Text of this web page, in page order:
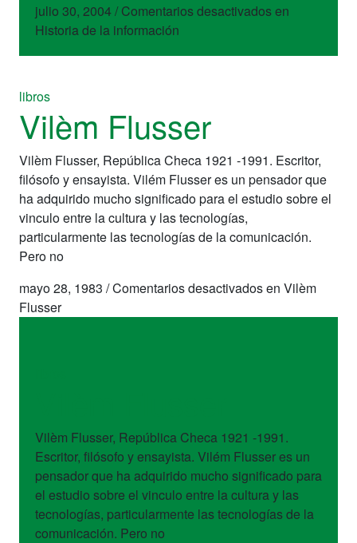
julio 30, 2004/ Comentarios desactivadosen
Historia de la información
libros
Vilèm Flusser
Vilèm Flusser, República Checa 1921 -1991. Escritor,
filósofo y ensayista. Vilém Flusser es un pensador que
ha adquirido mucho significado para el estudio sobre el
vinculo entre la cultura y las tecnologías,
particularmente las tecnologías de la comunicación.
Pero no
mayo 28, 1983 /Comentarios desactivadosen Vilèm
Flusser
Vilèm Flusser, República Checa 1921 -1991.
Escritor, filósofo y ensayista. Vilém Flusser es un
pensador que ha adquirido mucho significado para
el estudio sobre el vinculo entre la cultura y las
tecnologías, particularmente las tecnologías de la
comunicación. Pero no